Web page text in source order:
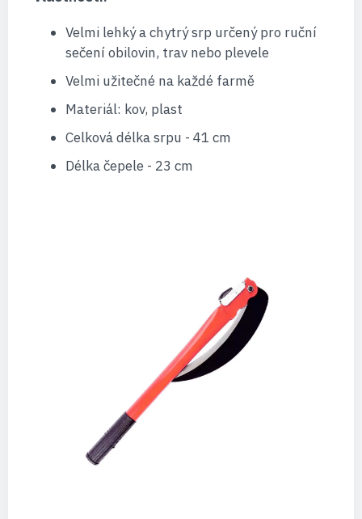
Velmi lehký a chytrý srp určený pro ruční
sečení obilovin, trav nebo plevele
Velmi užitečné na každé farmě
Materiál: kov, plast
Celková délka srpu - 41 cm
Délka čepele - 23 cm